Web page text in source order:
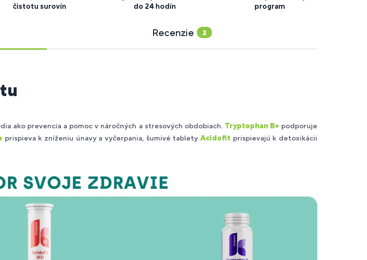
čistotu surovín
do 24 hodín
program
Recenzie 2
ako prevencia a pomoc v náročných a stresových obdobiach. Tryptophan B+ podporuje
prispieva k zníženiu únavy a vyčerpania, šumivé tabletyAcidofit prispievajú k detoxikácii